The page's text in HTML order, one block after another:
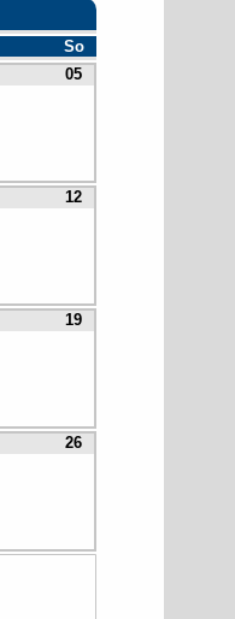
So
05
12
19
26